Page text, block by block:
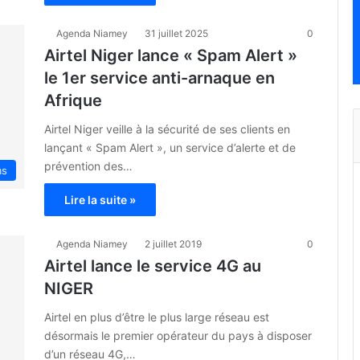
Agenda Niamey 31 juillet 2025 0
Airtel Niger lance « Spam Alert »
le 1er service anti-arnaque en
Afrique
Airtel Niger veille à la sécurité de ses clients en
lançant « Spam Alert », un service d’alerte et de
prévention des…
Lire la suite »
Agenda Niamey 2 juillet 2019 0
Airtel lance le service 4G au
NIGER
Airtel en plus d’être le plus large réseau est
désormais le premier opérateur du pays à disposer
d’un réseau 4G,…